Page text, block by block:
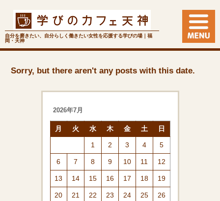
自分を磨きたい、自分らしく働きたい女性を応援する学びの場｜福
岡・天神
Sorry, but there aren't any posts with this date.
2026年7月
月 火 水 木 金 土 日
1 2 3 4 5
6 7 8 9 10 11 12
13 14 15 16 17 18 19
20 21 22 23 24 25 26